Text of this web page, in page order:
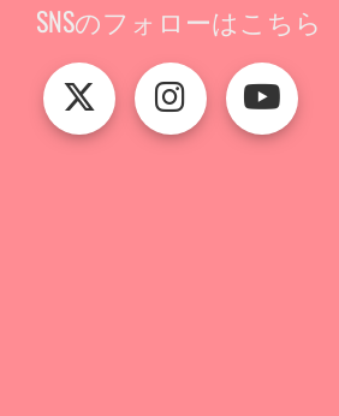
SNSのフォローはこちら